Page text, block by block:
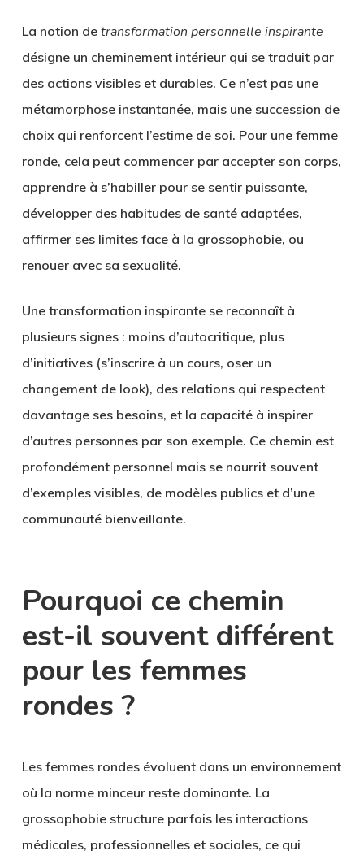
La notion de transformation personnelle inspirante
désigne un cheminement intérieur qui se traduit par
des actions visibles et durables. Ce n’est pas une
métamorphose instantanée, mais une succession de
choix qui renforcent l’estime de soi. Pour une femme
ronde, cela peut commencer par accepter son corps,
apprendre à s’habiller pour se sentir puissante,
développer des habitudes de santé adaptées,
affirmer ses limites face à la grossophobie, ou
renouer avec sa sexualité.
Une transformation inspirante se reconnaît à
plusieurs signes : moins d’autocritique, plus
d’initiatives (s’inscrire à un cours, oser un
changement de look), des relations qui respectent
davantage ses besoins, et la capacité à inspirer
d’autres personnes par son exemple. Ce chemin est
profondément personnel mais se nourrit souvent
d’exemples visibles, de modèles publics et d’une
communauté bienveillante.
Pourquoi ce chemin
est-il souvent différent
pour les femmes
rondes ?
Les femmes rondes évoluent dans un environnement
où la norme minceur reste dominante. La
grossophobie structure parfois les interactions
médicales, professionnelles et sociales, ce qui